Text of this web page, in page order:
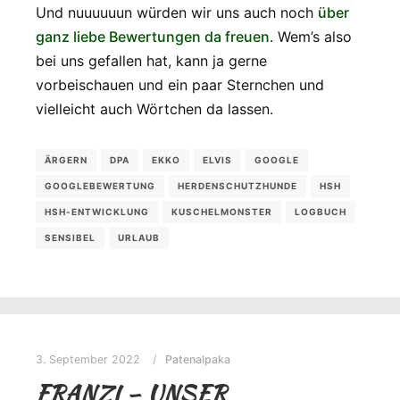
Und nuuuuuun würden wir uns auch noch über
ganz liebe Bewertungen da freuen. Wem’s also
bei uns gefallen hat, kann ja gerne
vorbeischauen und ein paar Sternchen und
vielleicht auch Wörtchen da lassen.
ÄRGERN DPA EKKO ELVIS GOOGLE
GOOGLEBEWERTUNG HERDENSCHUTZHUNDE HSH
HSH-ENTWICKLUNG KUSCHELMONSTER LOGBUCH
SENSIBEL URLAUB
3. September 2022 Patenalpaka